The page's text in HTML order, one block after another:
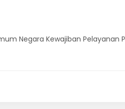
Negara Kewajiban